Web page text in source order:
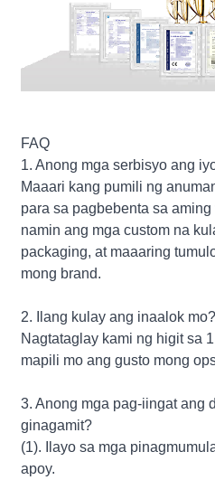
FAQ
1. Anong mga serbisyo ang
Maaari kang pumili ng
para sa pagbebenta sa
namin ang mga custom na
packaging, at maaaring
mong brand.
2. Ilang kulay ang inaalok mo?
Nagtataglay kami ng higit sa
mapili mo ang gusto mong
3. Anong mga pag-iingat ang
ginagamit?
(1). Ilayo sa mga
apoy.